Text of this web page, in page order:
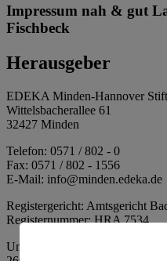
Impressum nah & gut
Fischbeck
Herausgeber
EDEKA Minden-Hannover
Wittelsbacherallee 61
32427 Minden
Telefon: 0571 / 802 - 0
Fax: 0571 / 802 - 1556
E-Mail: info@minden.edeka.de
Registergericht: Amtsgericht
Registernummer: HRA 7534
Umsatzsteuer-